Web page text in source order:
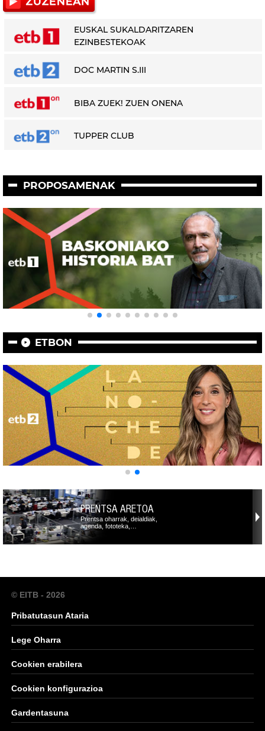
EUSKAL SUKALDARITZAREN
EZINBESTEKOAK
DOC MARTIN S.III
BIBA ZUEK! ZUEN ONENA
TUPPER CLUB
PROPOSAMENAK
ETBON
PRENTSA ARETOA
Prentsa oharrak, deialdiak,
agenda, fototeka,…
© EITB - 2026
Pribatutasun Ataria
Lege Oharra
Cookien erabilera
Cookien konfigurazioa
Gardentasuna